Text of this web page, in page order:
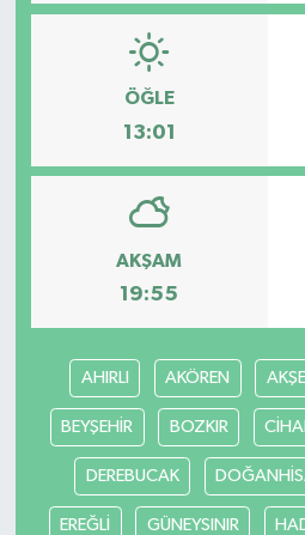
ÖĞLE
13:01
AKŞAM
19:55
AHIRLI AKÖREN
BEYŞEHİR BOZKIR
DEREBUCAK
EREĞLİ GÜNEYSINIR